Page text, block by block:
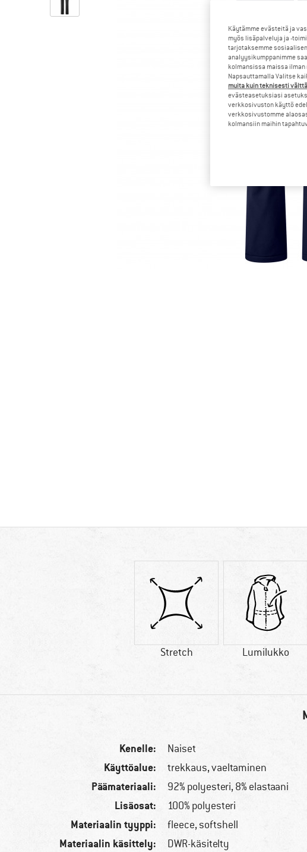
Stretch Lumilukko
Kenelle: Naiset
Käyttöalue: trekkaus, vaeltaminen
Päämateriaali: 92% polyesteri, 8% elastaani
Lisäosat: 100% polyesteri
Materiaalin tyyppi: fleece, softshell
Materiaalin käsittely: DWR-käsitelty
Käytämme evästeitä ja
myös lisäpalveluja ja -
tarjotaksemme
analyysikumppanimme
kolmansissa maissa
Napsauttamalla Valitse
muita kuin teknisesti
evästeasetuksiasi
verkkosivuston käyttö
verkkosivustomme
kolmansiin maihin